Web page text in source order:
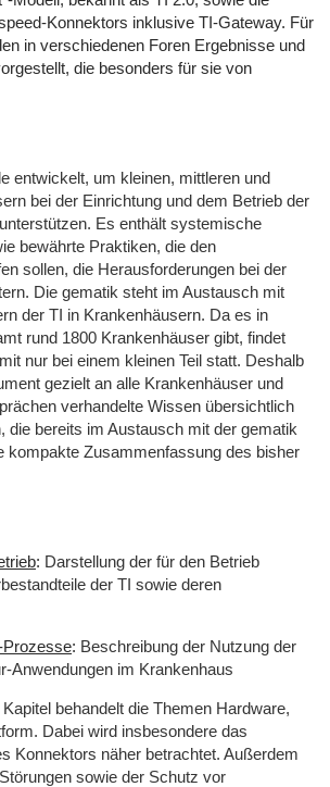
Konnektors inklusive TI-Gateway. Für
in verschiedenen Foren Ergebnisse und
die besonders für sie von
entwickelt, um kleinen, mittleren und
bei der Einrichtung und dem Betrieb der
Es enthält systemische
bewährte Praktiken, die den
sollen, die Herausforderungen bei der
Die gematik steht im Austausch mit
der TI in Krankenhäusern. Da es in
rund 1800 Krankenhäuser gibt, findet
nur bei einem kleinen Teil statt. Deshalb
gezielt an alle Krankenhäuser und
verhandelte Wissen übersichtlich
die bereits im Austausch mit der gematik
kompakte Zusammenfassung des bisher
: Darstellung der für den Betrieb
der TI sowie deren
Prozesse: Beschreibung der Nutzung der
Anwendungen im Krankenhaus
behandelt die Themen Hardware,
Dabei wird insbesondere das
Konnektors näher betrachtet. Außerdem
sowie der Schutz vor